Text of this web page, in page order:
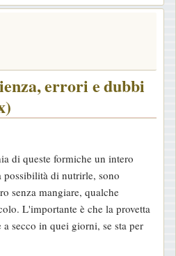
o
errori e dubbi
di queste formiche un intero
possibilità di nutrirle, sono
senza mangiare, qualche
L'importante è che la provetta
secco in quei giorni, se sta per